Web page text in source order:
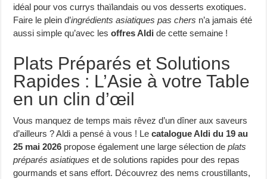
idéal pour vos currys thaïlandais ou vos desserts exotiques.
Faire le plein d’ingrédients asiatiques pas chers n’a jamais été
aussi simple qu’avec lesoffres Aldi de cette semaine !
Plats Préparés et Solutions
Rapides : L’Asie à votre Table
en un clin d’œil
Vous manquez de temps mais rêvez d’un dîner aux saveurs
d’ailleurs ? Aldi a pensé à vous ! Lecatalogue Aldi du 19 au
25 mai 2026 propose également une large sélection deplats
préparés asiatiques et de solutions rapides pour des repas
gourmands et sans effort. Découvrez des nems croustillants,